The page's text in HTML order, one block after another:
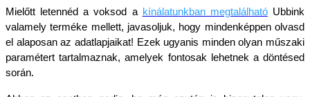
Mielőtt letennéd a voksod a kínálatunkban megtalálható Ubbink
valamely terméke mellett, javasoljuk, hogy mindenképpen olvasd
el alaposan az adatlapjaikat! Ezek ugyanis minden olyan műszaki
paramétert tartalmaznak, amelyek fontosak lehetnek a döntésed
során.